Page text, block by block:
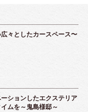
々としたカースペース〜
ションしたエクステリア
ムを～鬼島様邸～